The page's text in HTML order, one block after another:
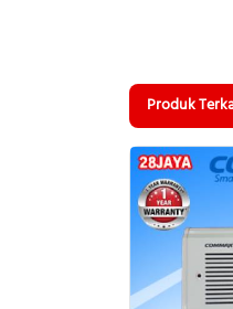
Produk